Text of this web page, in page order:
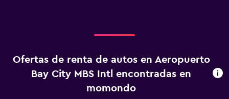
la
renta.
Range:
Ofertas de renta de autos en Aeropuerto
Bay City MBS Intl encontradas en
momondo